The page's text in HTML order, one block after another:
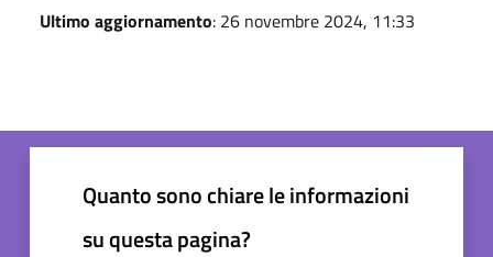
Ultimo aggiornamento: 26 novembre 2024, 11:33
Quanto sono chiare le informazioni
su questa pagina?